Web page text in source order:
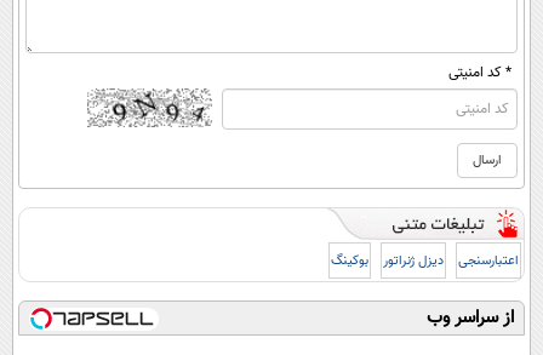
* کد امنیتی
اعتبارسنجی دیزل ژنراتور بوکینگ
از سراسر وب